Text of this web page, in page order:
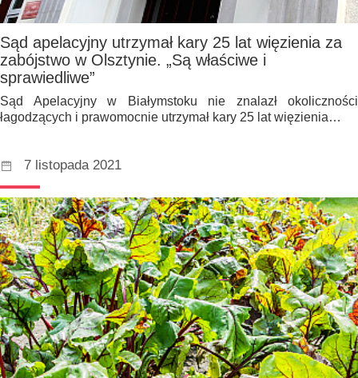
Sąd apelacyjny utrzymał kary 25 lat więzienia za
zabójstwo w Olsztynie. „Są właściwe i
sprawiedliwe”
Sąd Apelacyjny w Białymstoku nie znalazł okoliczności
łagodzących i prawomocnie utrzymał kary 25 lat więzienia…
7 listopada 2021